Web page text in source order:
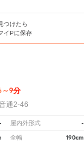
つけたら
イPに保存
～9分
通2-46
- 屋内外形式 -
全幅 190cm